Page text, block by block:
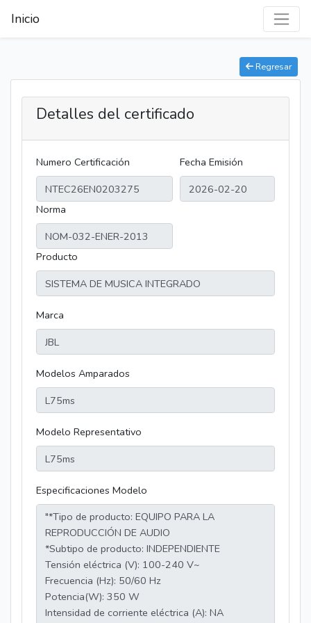
Inicio
Regresar
Detalles del certificado
Numero Certificación Fecha Emisión
Norma
Producto
Marca
Modelos Amparados
Modelo Representativo
Especificaciones Modelo